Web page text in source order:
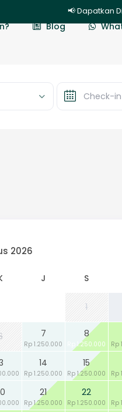
📢 Dapatkan
Blog
2026
J S
1
7
Rp 1.250.000
8
Rp 1.250.000 Rp
14
Rp 1.250.000
15
Rp 1.250.000 Rp
21
Rp 1.250.000
22
Rp 1.250.000 Rp